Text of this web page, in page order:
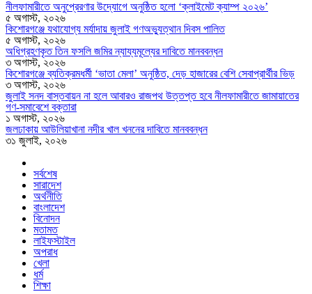
নীলফামারীতে অনুপ্রেরণার উদ্যোগে অনুষ্ঠিত হলো ‘ক্লাইমেট ক্যাম্প ২০২৬’
৫ অগাস্ট, ২০২৬
কিশোরগঞ্জে যথাযোগ্য মর্যাদায় জুলাই গণঅভ্যুত্থান দিবস পালিত
৫ অগাস্ট, ২০২৬
অধিগ্রহণকৃত তিন ফসলি জমির ন্যায্যমূল্যের দাবিতে মানববন্ধন
৩ অগাস্ট, ২০২৬
কিশোরগঞ্জে ব্যতিক্রমধর্মী ‘ভাতা মেলা’ অনুষ্ঠিত, দেড় হাজারের বেশি সেবাপ্রার্থীর ভিড়
৩ অগাস্ট, ২০২৬
জুলাই সনদ বাস্তবায়ন না হলে আবারও রাজপথ উত্তপ্ত হবে নীলফামারীতে জামায়াতের
গণ-সমাবেশে বক্তারা
১ অগাস্ট, ২০২৬
জলঢাকায় আউলিয়াখানা নদীর খাল খননের দাবিতে মানববন্ধন
৩১ জুলাই, ২০২৬
সর্বশেষ
সারাদেশ
অর্থনীতি
বাংলাদেশ
বিনোদন
মতামত
লাইফস্টাইল
অপরাধ
খেলা
ধর্ম
শিক্ষা